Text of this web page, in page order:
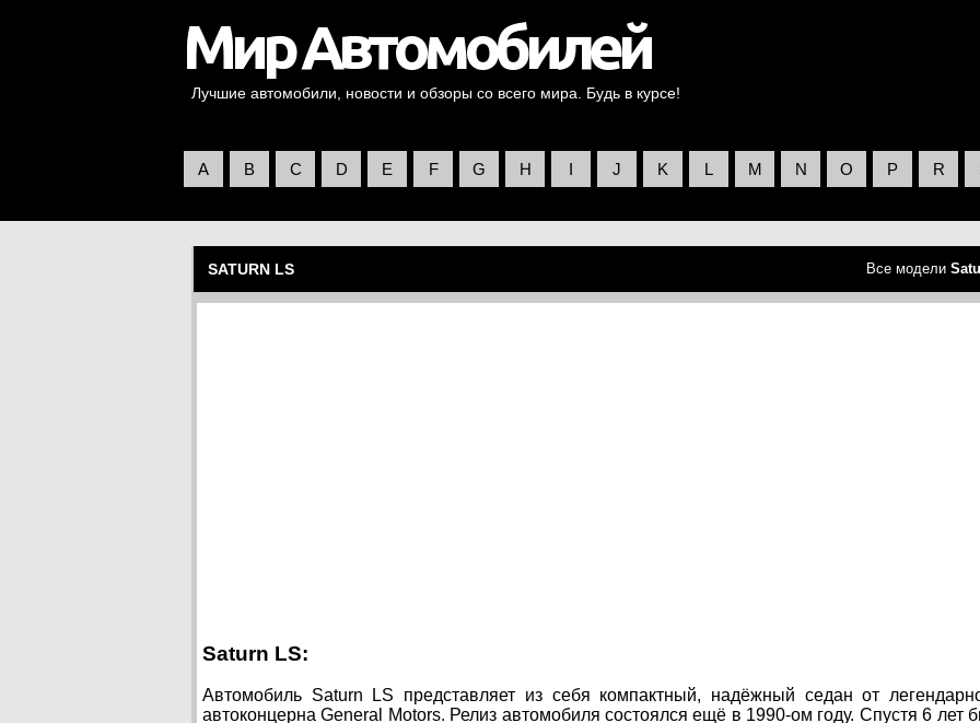
Лучшие автомобили, новости и обзоры со всего мира. Будь в курсе!
A B C D E F G H I J K L M N O P R
SATURN LS Все модели
Saturn LS:
Автомобиль Saturn LS представляет из себя компактный, надёжный седан от
автоконцерна General Motors. Релиз автомобиля состоялся ещё в 1990-ом году. Спустя 6 лет